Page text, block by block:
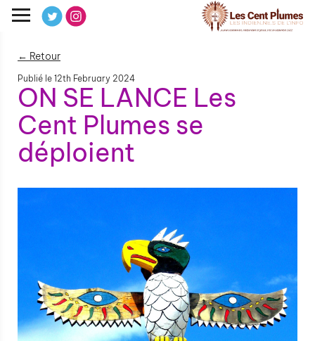
← Retour
Publié le 12th February 2024
ON SE LANCE Les
Cent Plumes se
déploient